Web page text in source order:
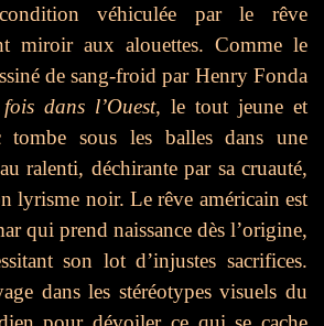
véhiculée par le rêve
miroir aux alouettes. Comme le
de sang-froid par Henry Fonda
dans l’Ouest, le tout jeune et
tombe sous les balles dans une
ralenti, déchirante par sa cruauté,
lyrisme noir. Le rêve américain est
qui prend naissance dès l’origine,
son lot d’injustes sacrifices.
dans les stéréotypes visuels du